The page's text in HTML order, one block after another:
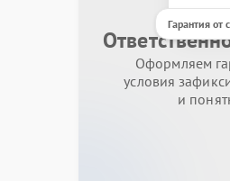
Гарантия от
Оформляем
условия
и